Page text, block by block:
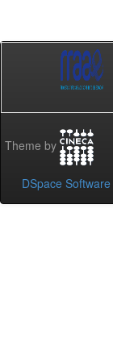
Theme by
DSpace Software